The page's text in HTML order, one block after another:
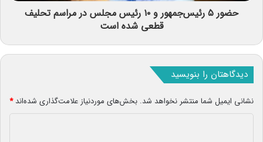
حضور ۵ رئیس‌جمهور و ۱۰ رئیس مجلس در مراسم تحلیف
قطعی شده است
دیدگاهتان را بنویسید
نشانی ایمیل شما منتشر نخواهد شد. بخش‌های موردنیاز علامت‌گذاری شده‌اند*